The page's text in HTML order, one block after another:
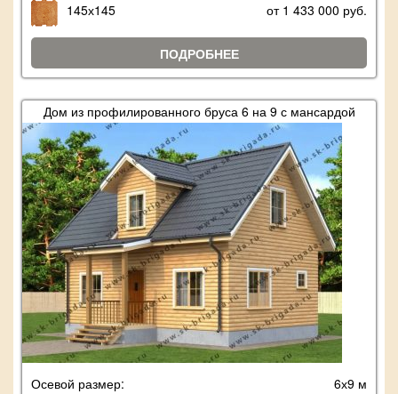
145х145
от 1 433 000 руб.
ПОДРОБНЕЕ
Дом из профилированного бруса 6 на 9 с мансардой
Осевой размер:
6х9 м